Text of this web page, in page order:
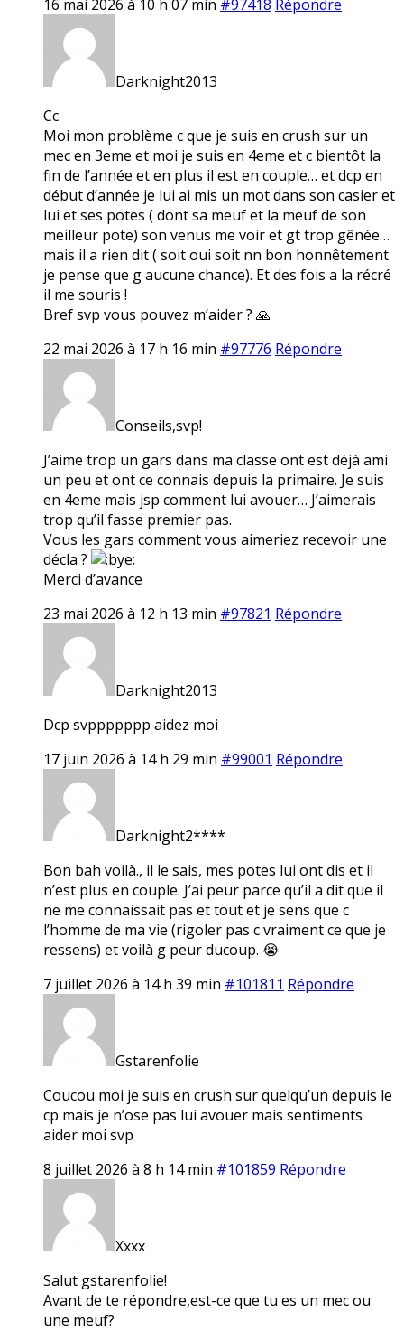
16 mai 2026 à 10 h 07 min #97418 Répondre
Darknight2013
Cc
Moi mon problème c que je suis en crush sur un
mec en 3eme et moi je suis en 4eme et c bientôt la
fin de l’année et en plus il est en couple… et dcp en
début d’année je lui ai mis un mot dans son casier et
lui et ses potes ( dont sa meuf et la meuf de son
meilleur pote) son venus me voir et gt trop gênée…
mais il a rien dit ( soit oui soit nn bon honnêtement
je pense que g aucune chance). Et des fois a la récré
il me souris !
Bref svp vous pouvez m’aider ? 🙏
22 mai 2026 à 17 h 16 min #97776 Répondre
Conseils,svp!
J’aime trop un gars dans ma classe ont est déjà ami
un peu et ont ce connais depuis la primaire. Je suis
en 4eme mais jsp comment lui avouer… J’aimerais
trop qu’il fasse premier pas.
Vous les gars comment vous aimeriez recevoir une
décla ?
Merci d’avance
23 mai 2026 à 12 h 13 min #97821 Répondre
Darknight2013
Dcp svppppppp aidez moi
17 juin 2026 à 14 h 29 min #99001 Répondre
Darknight2****
Bon bah voilà., il le sais, mes potes lui ont dis et il
n’est plus en couple. J’ai peur parce qu’il a dit que il
ne me connaissait pas et tout et je sens que c
l’homme de ma vie (rigoler pas c vraiment ce que je
ressens) et voilà g peur ducoup. 😭
7 juillet 2026 à 14 h 39 min #101811 Répondre
Gstarenfolie
Coucou moi je suis en crush sur quelqu’un depuis le
cp mais je n’ose pas lui avouer mais sentiments
aider moi svp
8 juillet 2026 à 8 h 14 min #101859 Répondre
Xxxx
Salut gstarenfolie!
Avant de te répondre,est-ce que tu es un mec ou
une meuf?